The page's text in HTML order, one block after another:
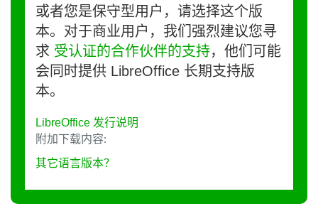
或者您是保守型用户，请选择这个版
本。对于商业用户，我们强烈建议您寻
求 受认证的合作伙伴的支持，他们可能
会同时提供 LibreOffice 长期支持版
本。
LibreOffice 发行说明
附加下载内容:
其它语言版本？